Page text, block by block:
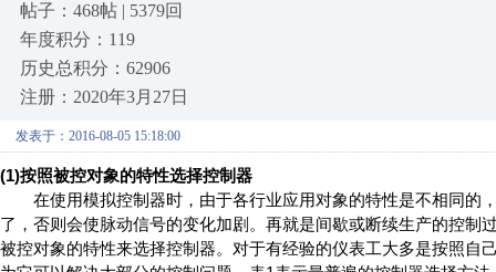
帖子：468帖 | 5379回
年度积分：119
历史总积分：62906
注册：2020年3月27日
发表于：2016-08-05 15:18:00
(1)按照被控对象的特性选择控制器
在使用模拟控制器时，由于各行业应用对象的特性是不相同的
了，否则会使脉动信号的变化加剧。再就是间歇或断续生产的控
被控对象的特性来选择控制器。对于有经验的仪表工大多是按照